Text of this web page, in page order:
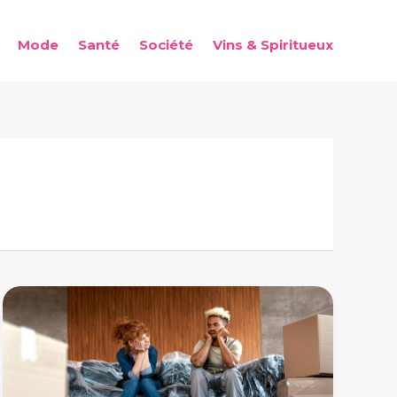
Mode Santé Société Vins & Spiritueux
avantages
inconvénients